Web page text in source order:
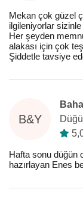
Mekan çok güzel
ilgileniyorlar sizinle
Her şeyden
alakası için çok
Şiddetle tavsiye
B&Y
Hafta sonu düğün
hazırlayan Enes